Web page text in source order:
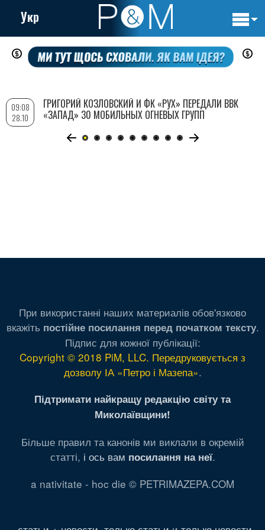
Перейти
содержанию
Укр
09:08
28.10
ГРИГОРИЙ КОЗЛОВСКИЙ И ФК «РУХ» ПЕРЕДАЛИ ВВК
«ЗАПАД» 30 МОБИЛЬНЫХ ОГНЕВЫХ ГРУПП
При використанні наших материалів обов'язково
вкажіть постійне посилання перед початком тексту.
Підпис для кожної публікації:
Copyright © 2018 PiM, LLC. Передруковується з
дозволу ІА «Петро і Мазепа».
Підтримати найкращу редакцію світу та
Миколаївщини!
Більше правил та канонів ми виклали в окремій
статті, і ось вам посилання на неї.
a nativitate - hoc die © PETRIMAZEPA.COM